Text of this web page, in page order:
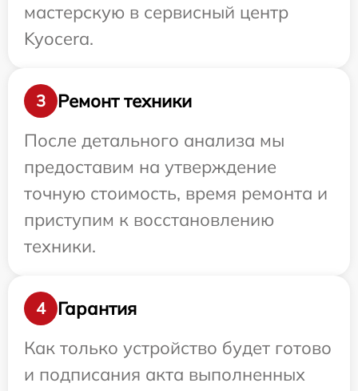
мастерскую в сервисный центр
Kyocera.
3
Ремонт техники
После детального анализа мы
предоставим на утверждение
точную стоимость, время ремонта и
приступим к восстановлению
техники.
4
Гарантия
Как только устройство будет готово
и подписания акта выполненных